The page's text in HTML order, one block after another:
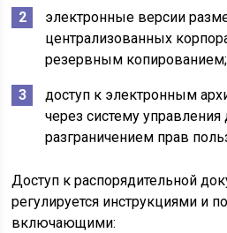
электронные версии
централизованных
резервным копированием;
доступ к электронным
через систему
разграничением прав
Доступ к распорядительной
регулируется инструкциями и
включающими: